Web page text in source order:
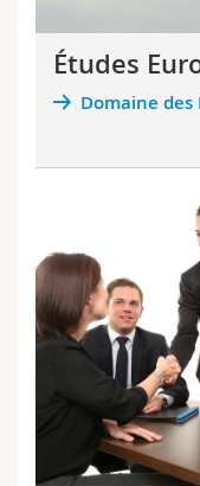
Interfacultaire
Doctorants
Programme des
Études
Domaine des